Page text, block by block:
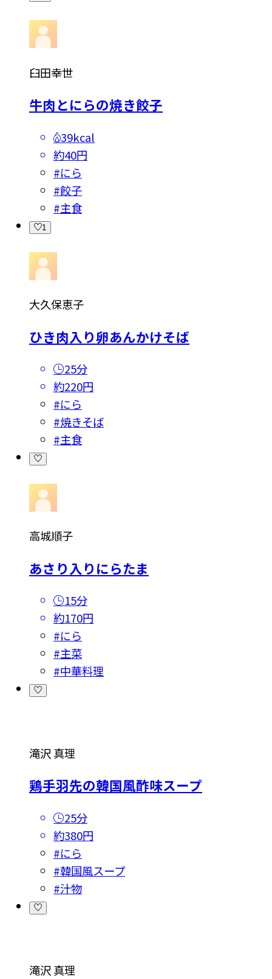
臼田幸世
牛肉とにらの焼き餃子
39kcal
約40円
#にら
#餃子
#主食
1
大久保恵子
ひき肉入り卵あんかけそば
25分
約220円
#にら
#焼きそば
#主食
高城順子
あさり入りにらたま
15分
約170円
#にら
#主菜
#中華料理
滝沢 真理
鶏手羽先の韓国風酢味スープ
25分
約380円
#にら
#韓国風スープ
#汁物
滝沢 真理